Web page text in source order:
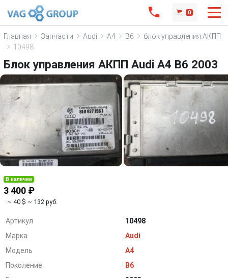
0
Главная Запчасти Audi A4 B6
блок управления АКПП
10498
Блок управления АКПП Audi A4 B6 2003
В наличии
3 400 ₽
~ 40 $ ~ 132 руб.
Артикул
10498
Марка
Audi
Модель
A4
Поколение
B6